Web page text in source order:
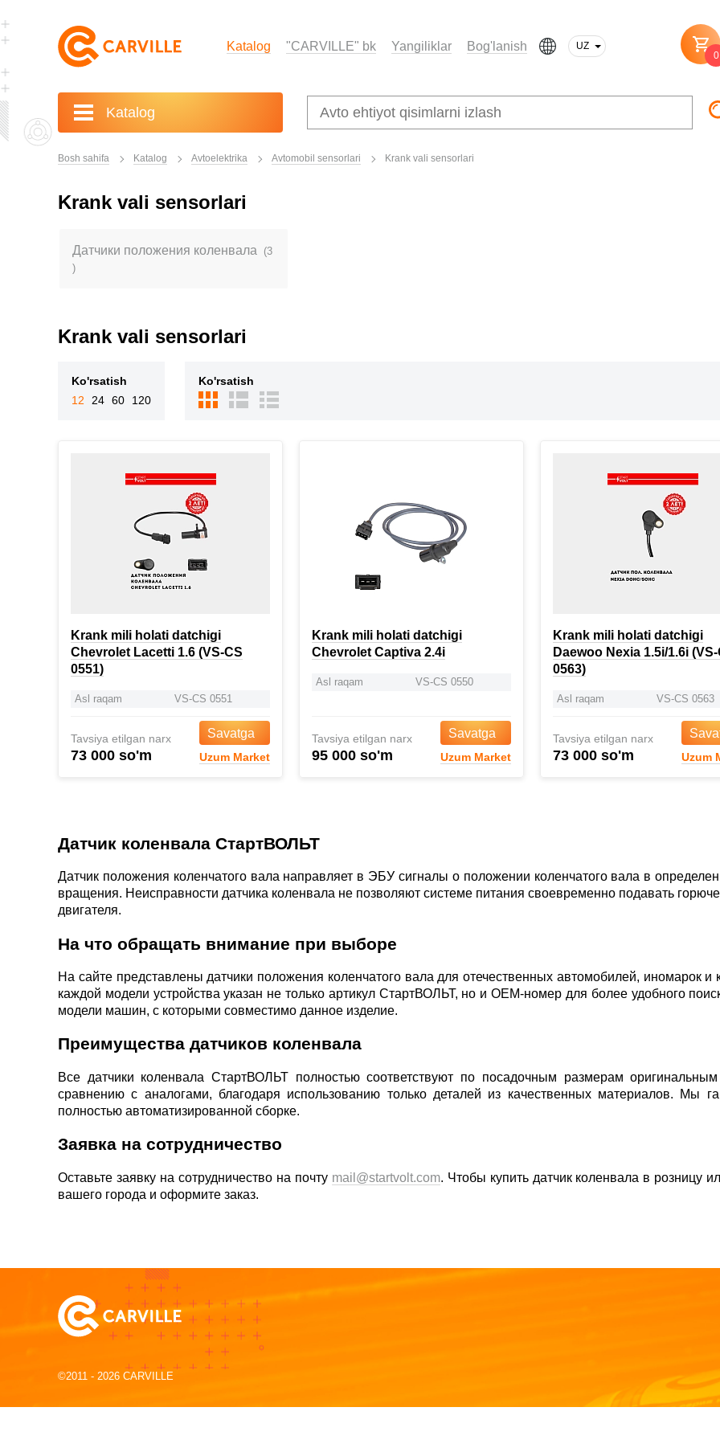
Katalog "CARVILLE" bk Yangiliklar Bog'lanish
UZ
0
Katalog
Bosh sahifa Katalog Avtoelektrika Avtomobil sensorlari Krank vali sensorlari
Krank vali sensorlari
Датчики положения коленвала
)
Krank vali sensorlari
Ko'rsatish
12
24 60 120
Ko'rsatish
Krank mili holati datchigi
Chevrolet Lacetti 1.6 (VS-CS
0551)
Asl raqam VS-CS 0551
Tavsiya etilgan narx
73 000 so'm
Savatga
Uzum Market
Krank mili holati datchigi
Chevrolet Captiva 2.4i
Asl raqam VS-CS 0550
Tavsiya etilgan narx
95 000 so'm
Savatga
Uzum Market
Krank mili holati datchigi
Daewoo Nexia 1.5i/1.6i
0563)
Asl raqam VS-CS 0563
Tavsiya etilgan narx
73 000 so'm Uzum
Датчик коленвала СтартВОЛЬТ
Датчик положения коленчатого вала направляет в ЭБУ сигналы о положении коленчатого вала в
вращения. Неисправности датчика коленвала не позволяют системе питания своевременно подавать
двигателя.
На что обращать внимание при выборе
На сайте представлены датчики положения коленчатого вала для отечественных автомобилей, иномарок и
каждой модели устройства указан не только артикул СтартВОЛЬТ, но и ОЕМ-номер для более удобного
модели машин, с которыми совместимо данное изделие.
Преимущества датчиков коленвала
Все датчики коленвала СтартВОЛЬТ полностью соответствуют по посадочным размерам
сравнению с аналогами, благодаря использованию только деталей из качественных материалов. Мы
полностью автоматизированной сборке.
Заявка на сотрудничество
Оставьте заявку на сотрудничество на почту mail@startvolt.com. Чтобы купить датчик коленвала в розницу
вашего города и оформите заказ.
©2011 - 2026 CARVILLE